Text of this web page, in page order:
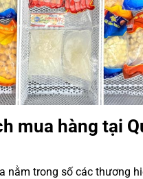
mua hàng tại
nằm trong số các thương